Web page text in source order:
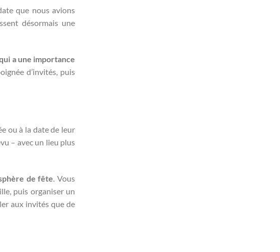
que nous avions
désormais une
a une importance
d’invités, puis
ou à la date de leur
– avec un lieu plus
de fête . Vous
puis organiser un
aux invités que de